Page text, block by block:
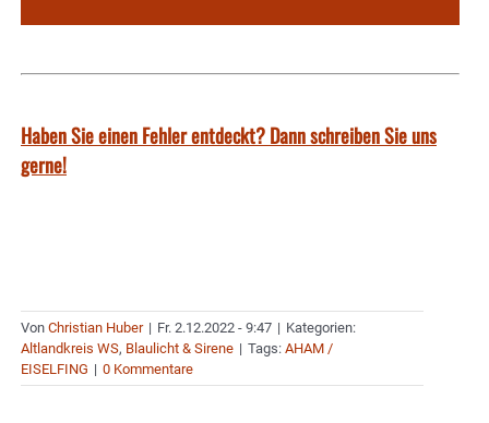
Haben Sie einen Fehler entdeckt? Dann schreiben Sie uns
gerne!
Von Christian Huber | Fr. 2.12.2022 - 9:47 | Kategorien:
Altlandkreis WS, Blaulicht & Sirene | Tags: AHAM /
EISELFING | 0 Kommentare